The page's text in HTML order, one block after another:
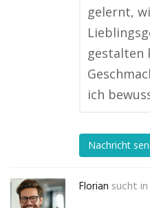
gelernt,
gestalten
ich
Nachricht
Florian sucht in